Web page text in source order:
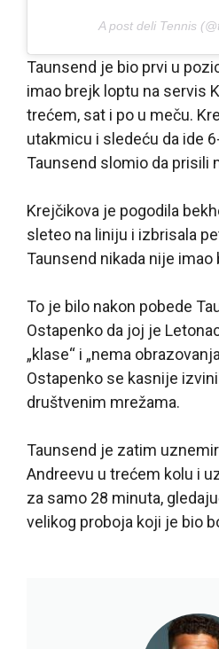
A post deli Tennis
Taunsend je bio prvi u
imao brejk loptu na servis
trećem, sat i po u meču.
utakmicu i sledeću da ide
Taunsend slomio da prisili
Krejčikova je pogodila
sleteo na liniju i izbrisala
Taunsend nikada nije imao
To je bilo nakon pobede
Ostapenko da joj je
„klase“ i „nema
Ostapenko se kasnije
društvenim mrežama.
Taunsend je zatim
Andreevu u trećem kolu i
za samo 28 minuta,
velikog proboja koji je bio